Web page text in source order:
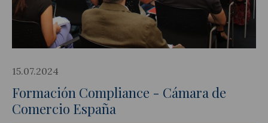
Formación Compliance - Cámara de
Comercio España
15.07.2024